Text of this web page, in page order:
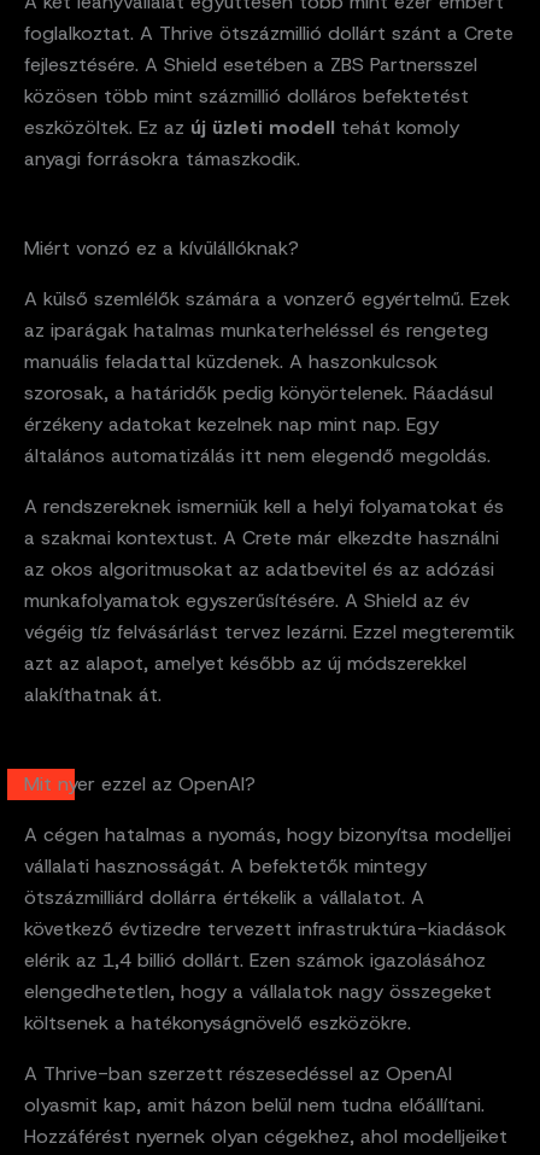
foglalkoztat. A Thrive ötszázmillió dollárt szánt a Crete
fejlesztésére. A Shield esetében a ZBS Partnersszel
közösen több mint százmillió dolláros befektetést
eszközöltek. Ez az új üzleti modell tehát komoly
anyagi forrásokra támaszkodik.
Miért vonzó ez a kívülállóknak?
A külső szemlélők számára a vonzerő egyértelmű. Ezek
az iparágak hatalmas munkaterheléssel és rengeteg
manuális feladattal küzdenek. A haszonkulcsok
szorosak, a határidők pedig könyörtelenek. Ráadásul
érzékeny adatokat kezelnek nap mint nap. Egy
általános automatizálás itt nem elegendő megoldás.
A rendszereknek ismerniük kell a helyi folyamatokat és
a szakmai kontextust. A Crete már elkezdte használni
az okos algoritmusokat az adatbevitel és az adózási
munkafolyamatok egyszerűsítésére. A Shield az év
végéig tíz felvásárlást tervez lezárni. Ezzel megteremtik
azt az alapot, amelyet később az új módszerekkel
alakíthatnak át.
Mit nyer ezzel az OpenAI?
A cégen hatalmas a nyomás, hogy bizonyítsa modelljei
vállalati hasznosságát. A befektetők mintegy
ötszázmilliárd dollárra értékelik a vállalatot. A
következő évtizedre tervezett infrastruktúra-kiadások
elérik az 1,4 billió dollárt. Ezen számok igazolásához
elengedhetetlen, hogy a vállalatok nagy összegeket
költsenek a hatékonyságnövelő eszközökre.
A Thrive-ban szerzett részesedéssel az OpenAI
olyasmit kap, amit házon belül nem tudna előállítani.
Hozzáférést nyernek olyan cégekhez, ahol modelljeiket